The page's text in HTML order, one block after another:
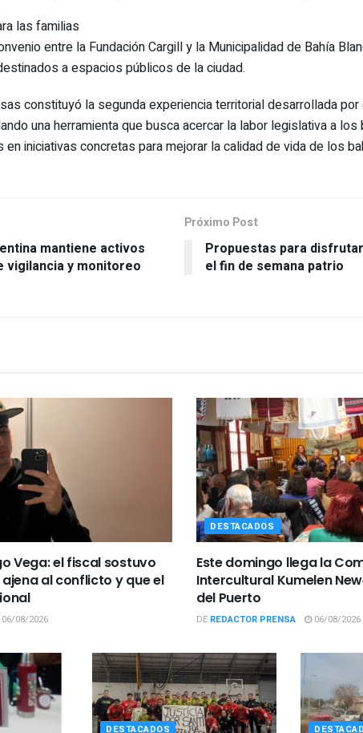
las familias
entre la Fundación Cargill y la Municipalidad de Bahía
a espacios públicos de la ciudad.
constituyó la segunda experiencia territorial desarrollada por
una herramienta que busca acercar la labor legislativa a
iniciativas concretas para mejorar la calidad de vida de los
mantiene activos
vigilancia y monitoreo
Próximo Post
Propuestas para
el fin de semana patrio
Vega: el fiscal sostuvo
al conflicto y que el
06/08/2026
DESTACADOS
Este domingo llega la
Intercultural Kumelen
del Puerto
DE REDACTOR PRENSA 06/08/2026
DESTACADOS